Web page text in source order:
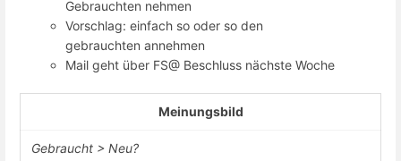
Gebrauchten nehmen
Vorschlag: einfach so oder so den
gebrauchten annehmen
Mail geht über FS@ Beschluss nächste Woche
Meinungsbild
Gebraucht > Neu?